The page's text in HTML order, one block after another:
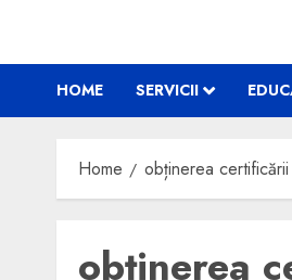
HOME SERVICII
Home obținerea
obținerea